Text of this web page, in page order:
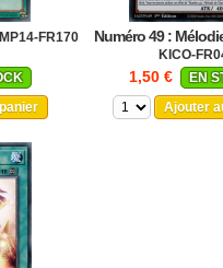
MP14-FR170 Numéro 49 :
KICO-
1,50 €
EN
Ajouter